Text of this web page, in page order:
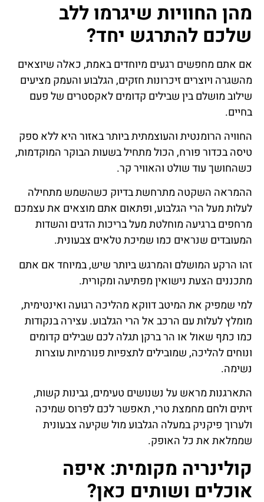
מהן החוויות שיגרמו ללב
שלכם להתרגש יחד?
אם אתם מחפשים רגעים מיוחדים באמת, כאלה שיוצאים
מהשגרה ויוצרים זיכרונות חזקים, הגלבוע והעמק מציעים
שילוב מושלם בין שבילים קדומים לאקסטרים של פעם
בחיים.
החוויה הרומנטית והעוצמתית ביותר באזור היא ללא ספק
טיסה בכדור פורח, הכול מתחיל בשעות הבוקר המוקדמות,
כשהחושך עוד שולט והאוויר קר.
ההמראה השקטה מתרחשת בדיוק כשהשמש מתחילה
לעלות מעל הרי הגלבוע, ופתאום אתם מוצאים את עצמכם
מרחפים ברגיעה מוחלטת מעל בריכות הדגים והשדות
המעובדים שנראים כמו שמיכת טלאים צבעונית.
זהו הרקע המושלם והמרגש ביותר שיש, במיוחד אם אתם
מתכננים הצעת נישואין מפתיעה ומקורית.
למי שמפיק את המיטב דווקא מהליכה רגועה ואינטימית,
מומלץ לעלות עם הרכב אל הרי הגלבוע. עצירה בנקודות
כמו כתף שאול או הר ברקן תגלה לכם שבילים קדומים
ונוחים להליכה, שמובילים לתצפיות פנורמיות עוצרות
נשימה.
התארגנות מראש על נשנושים טעימים, גבינות קשות,
זיתים ולחם מחמצת טרי, תאפשר לכם לפרוס שמיכה
ולערוך פיקניק במעלה הגלבוע מול שקיעה צבעונית
שממלאת את כל האופק.
קולינריה מקומית: איפה
אוכלים ושותים כאן?